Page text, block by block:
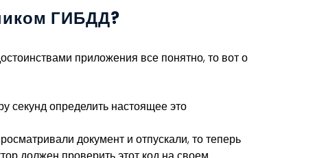
ГИБДД?
приложения все понятно, то вот о
секунд определить настоящее это
документ и отпускали, то теперь